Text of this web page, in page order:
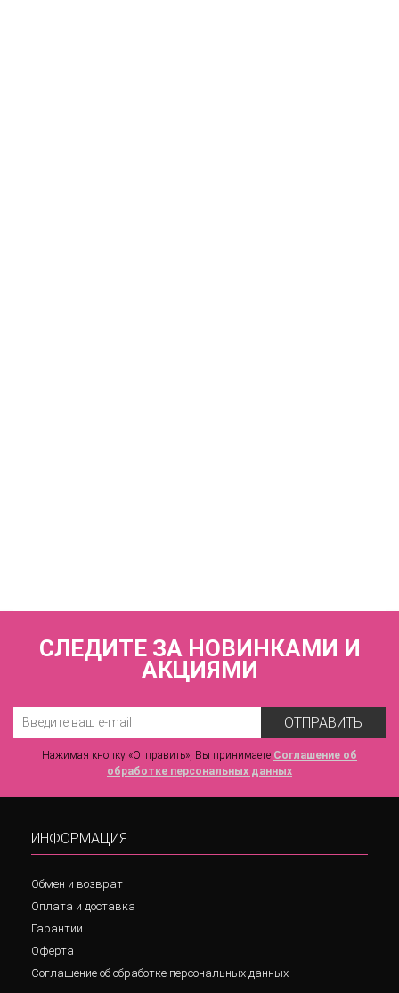
СЛЕДИТЕ ЗА НОВИНКАМИ И
АКЦИЯМИ
ОТПРАВИТЬ
Нажимая кнопку «Отправить», Вы принимаете Соглашение об
обработке персональных данных
ИНФОРМАЦИЯ
Обмен и возврат
Оплата и доставка
Гарантии
Оферта
Соглашение об обработке персональных данных